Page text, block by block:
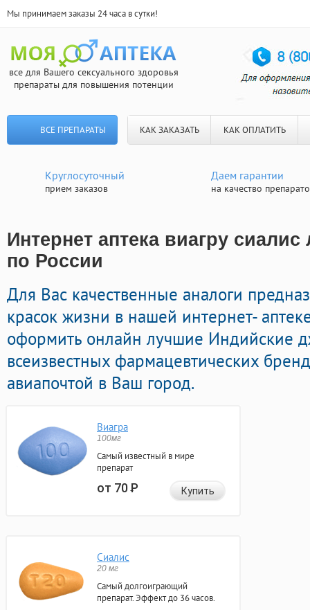
Мы принимаем заказы 24 часа в сутки!
все для Вашего сексуального здоровья
препараты для повышения потенции
ВСЕ ПРЕПАРАТЫ КАК ЗАКАЗАТЬ КАК ОПЛАТИТЬ
Круглосуточный
прием заказов
Даем гарантии
на качество
Интернет аптека виагру
по России
Для Вас качественные аналоги
красок жизни в нашей интернет-
оформить онлайн лучшие Индийские
всеизвестных фармацевтических
авиапочтой в Ваш город.
Виагра
100мг
Самый известный в мире
препарат
от 70Р Купить
Сиалис
20 мг
Самый долгоиграющий
препарат. Эффект до 36 часов.